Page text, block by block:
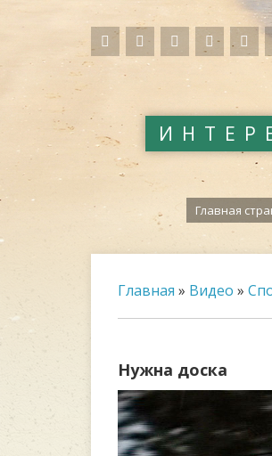
Главная
Главная » Видео »
Нужна доска